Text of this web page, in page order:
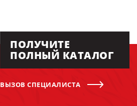
ПОЛУЧИТЕ
ПОЛНЫЙ КАТАЛОГ
ВЫЗОВ СПЕЦИАЛИСТА